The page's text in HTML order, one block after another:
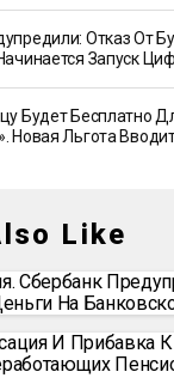
Отказ От
Запуск
Будет Бесплатно
Новая Льгота
Like
Сбербанк
На
И Прибавка